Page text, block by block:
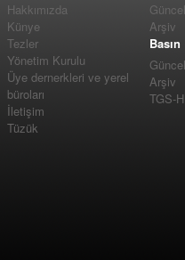
Hakkımızda
Künye
Tezler
Yönetim Kurulu
Üye dernerkleri ve yerel
büroları
İletişim
Tüzük
Güncel
Arşiv
Basın
Güncel
Arşiv
TGS-